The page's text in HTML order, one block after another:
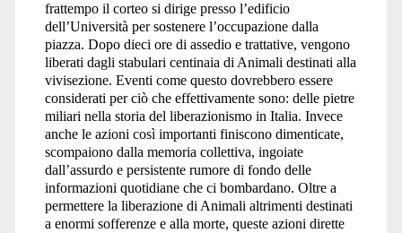
frattempo il corteo si dirige presso l’edificio
dell’Università per sostenere l’occupazione dalla
piazza. Dopo dieci ore di assedio e trattative, vengono
liberati dagli stabulari centinaia di Animali destinati alla
vivisezione. Eventi come questo dovrebbero essere
considerati per ciò che effettivamente sono: delle pietre
miliari nella storia del liberazionismo in Italia. Invece
anche le azioni così importanti finiscono dimenticate,
scompaiono dalla memoria collettiva, ingoiate
dall’assurdo e persistente rumore di fondo delle
informazioni quotidiane che ci bombardano. Oltre a
permettere la liberazione di Animali altrimenti destinati
a enormi sofferenze e alla morte, queste azioni dirette